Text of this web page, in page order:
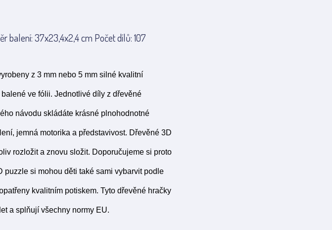
balení: 37x23,4x2,4 cm Počet dílů: 107
z 3 mm nebo 5 mm silné kvalitní
ve fólii. Jednotlivé díly z dřevěné
návodu skládáte krásné plnohodnotné
jemná motorika a představivost. Dřevěné 3D
rozložit a znovu složit. Doporučujeme si proto
puzzle si mohou děti také sami vybarvit podle
kvalitním potiskem. Tyto dřevěné hračky
a splňují všechny normy EU.